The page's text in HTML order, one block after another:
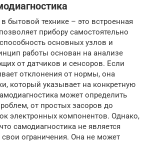
бытовой технике – это встроенная
прибору самостоятельно
основных узлов и
работы основан на анализе
от датчиков и сенсоров. Если
отклонения от нормы, она
который указывает на конкретную
может определить
от простых засоров до
электронных компонентов. Однако,
самодиагностика не является
ограничения. Она не может